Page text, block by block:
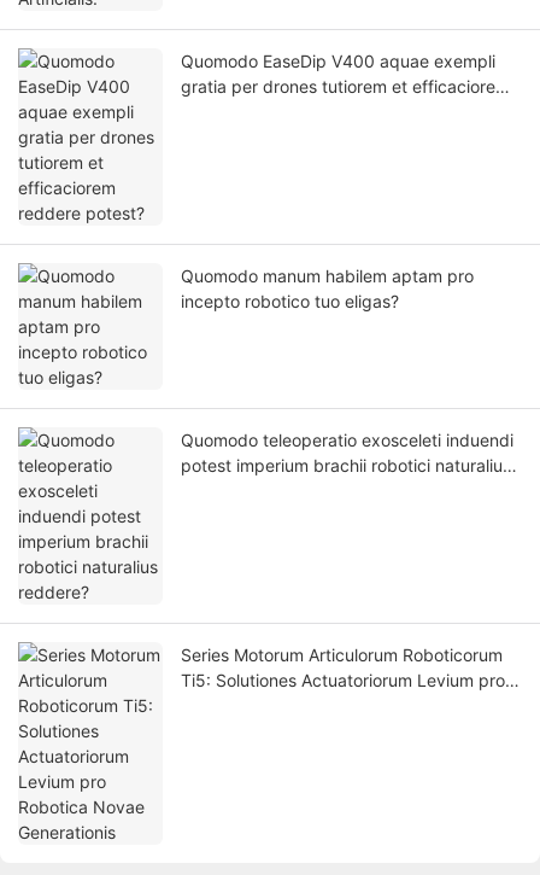
Quomodo EaseDip V400 aquae exempli
gratia per drones tutiorem et efficaciorem
Quomodo manum habilem aptam pro
incepto robotico tuo eligas?
Quomodo teleoperatio exosceleti induendi
potest imperium brachii robotici naturalius
Series Motorum Articulorum Roboticorum
Ti5: Solutiones Actuatoriorum Levium pro